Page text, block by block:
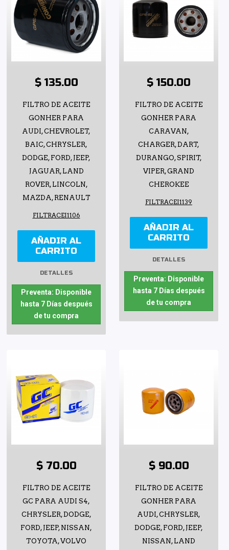
$ 135.00
FILTRO DE ACEITE
GONHER PARA
AUDI, CHEVROLET,
BAIC, CHRYSLER,
DODGE, FORD, JEEP,
JAGUAR, LAND
ROVER, LINCOLN,
MAZDA, RENAULT
FILTRACEI1106
AÑADIR AL
CARRITO
DETALLES
Preventa: Disponible
hasta 7 Días después
de tu compra
$ 150.00
FILTRO DE ACEITE
GONHER PARA
CARAVAN,
CHARGER, DART,
DURANGO, SPIRIT,
VIPER, GRAND
CHEROKEE
FILTRACEI1139
AÑADIR AL
CARRITO
DETALLES
Preventa: Disponible
hasta 7 Días después
de tu compra
$ 70.00
FILTRO DE ACEITE
GC PARA AUDI S4,
CHRYSLER, DODGE,
FORD, JEEP, NISSAN,
TOYOTA, VOLVO
$ 90.00
FILTRO DE ACEITE
GONHER PARA
AUDI, CHRYSLER,
DODGE, FORD, JEEP,
NISSAN, LAND